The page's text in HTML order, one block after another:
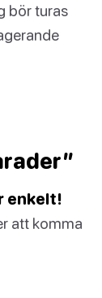
bör turas
enkelt!
att komma